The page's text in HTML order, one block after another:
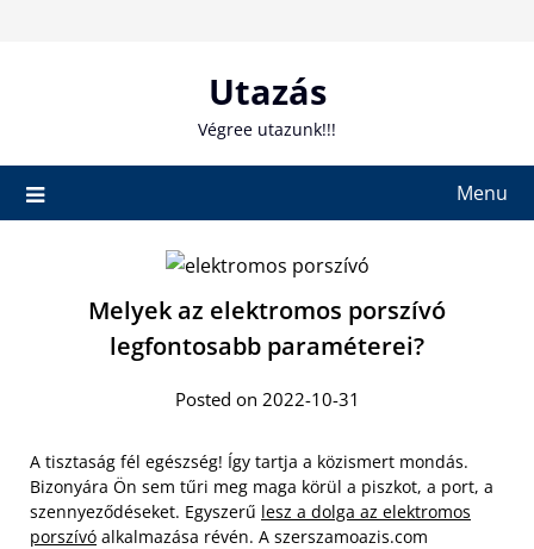
Utazás
Végree utazunk!!!
Menu
Melyek az elektromos porszívó
legfontosabb paraméterei?
Posted on 2022-10-31
A tisztaság fél egészség! Így tartja a közismert mondás.
Bizonyára Ön sem tűri meg maga körül a piszkot, a port, a
szennyeződéseket. Egyszerű lesz a dolga az elektromos
porszívó alkalmazása révén. A szerszamoazis.com